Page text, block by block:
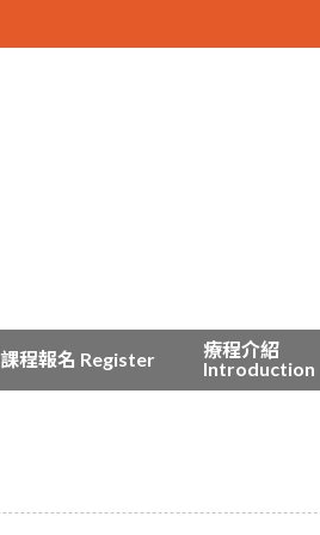
課程報名 Register
療程介紹
Introduction